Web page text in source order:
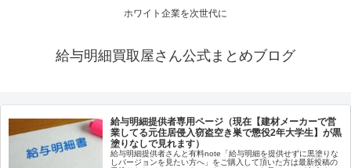
ホワイト企業を次世代に
給与明細買取屋さん公式まとめブログ
給与明細提供者専用ページ（現在【建材メーカーで営
業してる元住居侵入窃盗空き巣で懲役2年大学生】が黒
塗りなしで見れます）
給与明細提供者さんと有料note「給与明細を提供せずに黒塗りな
しバージョンを見たい方へ」をご購入して頂いた方は最新投稿の